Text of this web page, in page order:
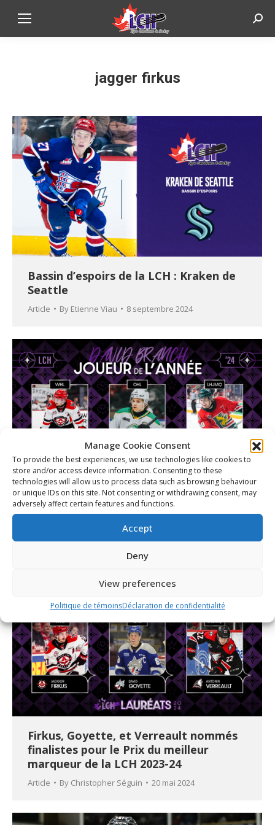
Manage Cookie Consent
To provide the best experiences, we use technologies like cookies to
store and/or access device information. Consenting to these
technologies will allow us to process data such as browsing behaviour
or unique IDs on this site. Not consenting or withdrawing consent, may
adversely affect certain features and functions.
Accept
Deny
View preferences
Politique de témoinsDéclaration de confidentialité
jagger firkus
Bassin d’espoirs de la LCH : Kraken de
Seattle
Article By Etienne Viau 8 septembre 2024
Firkus, Cowan, et Cataford nommés
finalistes pour le Prix David Branch de
joueur de l’année de la LCH 2023-24
Firkus, Goyette, et Verreault nommés
finalistes pour le Prix du meilleur
marqueur de la LCH 2023-24
Article By Christopher Séguin 20 mai 2024